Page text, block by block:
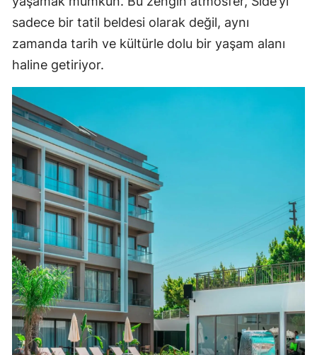
sadece bir tatil beldesi olarak değil, aynı
zamanda tarih ve kültürle dolu bir yaşam alanı
haline getiriyor.